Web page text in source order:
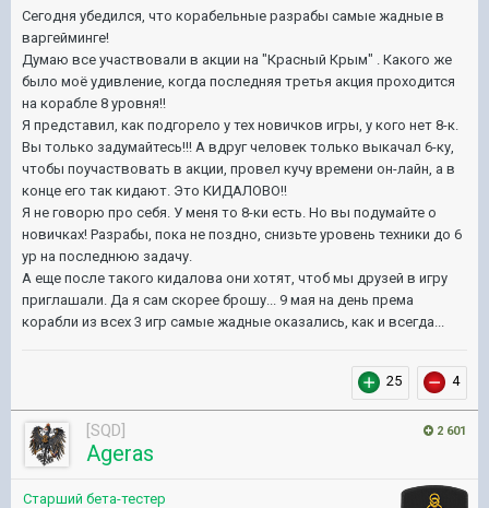
Сегодня убедился, что корабельные разрабы самые жадные в
варгейминге!
Думаю все участвовали в акции на "Красный Крым" . Какого же
было моё удивление, когда последняя третья акция проходится
на корабле 8 уровня!!
Я представил, как подгорело у тех новичков игры, у кого нет 8-к.
Вы только задумайтесь!!! А вдруг человек только выкачал 6-ку,
чтобы поучаствовать в акции, провел кучу времени он-лайн, а в
конце его так кидают. Это КИДАЛОВО!!
Я не говорю про себя. У меня то 8-ки есть. Но вы подумайте о
новичках! Разрабы, пока не поздно, снизьте уровень техники до 6
ур на последнюю задачу.
А еще после такого кидалова они хотят, чтоб мы друзей в игру
приглашали. Да я сам скорее брошу... 9 мая на день према
корабли из всех 3 игр самые жадные оказались, как и всегда...
25 4
2 601
[SQD]
Ageras
Старший бета-тестер